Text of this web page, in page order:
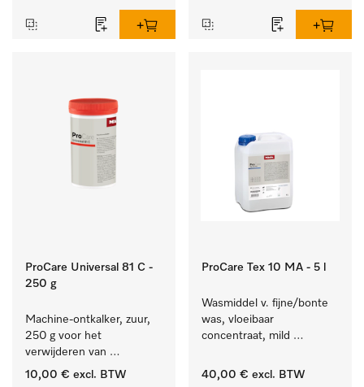
opstelling.
ProCare Universal 81 C -
250 g
Machine-ontkalker, zuur,
250 g voor het
verwijderen van
hardnekkige kalkaanslag.
10,00 € excl. BTW
ProCare Tex 10 MA - 5 l
Wasmiddel v. fijne/bonte
was, vloeibaar
concentraat, mild
reinigen van bonte was
40,00 € excl. BTW